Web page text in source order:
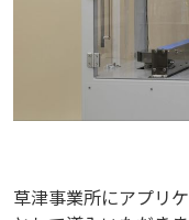
草津事業所にアプリ